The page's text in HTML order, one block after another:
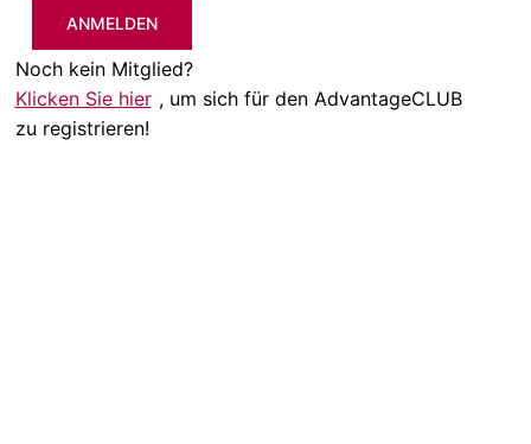
ANMELDEN
Noch kein Mitglied?
Klicken Sie hier , um sich für den AdvantageCLUB
zu registrieren!